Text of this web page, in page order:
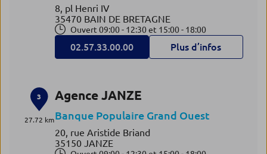
8, pl Henri IV
35470 BAIN DE BRETAGNE
Ouvert 09:00 - 12:30 et 15:00 - 18:00
02.57.33.00.00 Plus d’infos
3
27.72 km
Agence JANZE
Banque Populaire Grand Ouest
20, rue Aristide Briand
35150 JANZE